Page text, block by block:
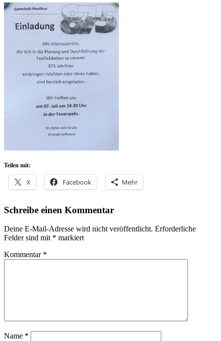
Teilen mit:
X Facebook Mehr
Schreibe einen Kommentar
Deine E-Mail-Adresse wird nicht veröffentlicht. Erforderliche
Felder sind mit * markiert
Kommentar *
Name *